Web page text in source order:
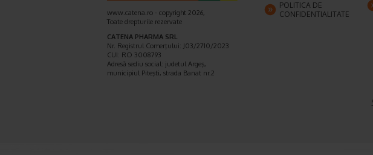
www.catena.ro - copyright 2026,
Toate drepturile rezervate
CATENA PHARMA SRL
Nr. Registrul Comerţului: J03/2710/2023
CUI: RO 3008793
Adresă sediu social: judetul Argeş,
municipiul Piteşti, strada Banat nr.2
POLITICA DE
CONFIDENTIALITATE